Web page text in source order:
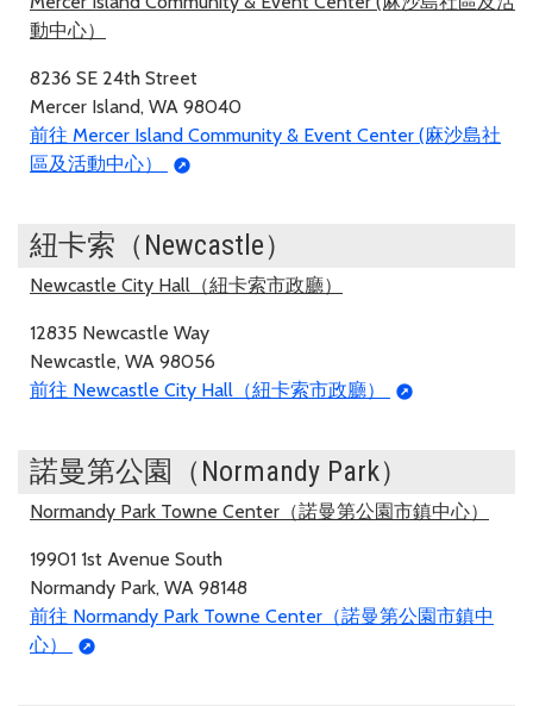
動中心）
8236 SE 24th Street
Mercer Island, WA 98040
前往 Mercer Island Community & Event Center (麻沙島社
區及活動中心）
紐卡索（Newcastle）
Newcastle City Hall（紐卡索市政廳）
12835 Newcastle Way
Newcastle, WA 98056
前往 Newcastle City Hall（紐卡索市政廳）
諾曼第公園（Normandy Park）
Normandy Park Towne Center（諾曼第公園市鎮中心）
19901 1st Avenue South
Normandy Park, WA 98148
前往 Normandy Park Towne Center（諾曼第公園市鎮中
心）